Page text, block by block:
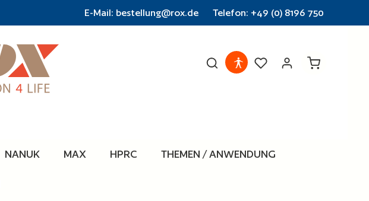
E-Mail: bestellung@rox.de Telefon: +49 (0) 8196 750
Warenkorb
NANUK MAX HPRC THEMEN / ANWENDUNG